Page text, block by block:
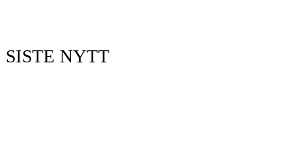
SISTE NYTT